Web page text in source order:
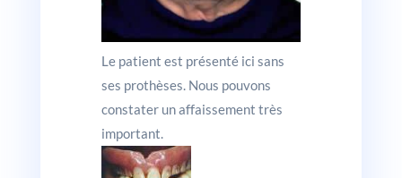
Le patient est présenté ici sans
ses prothèses. Nous pouvons
constater un affaissement très
important.